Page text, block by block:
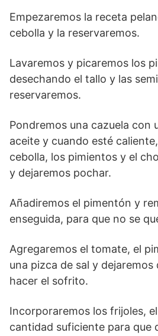
Empezaremos la receta
cebolla y la reservaremos.
Lavaremos y picaremos los
desechando el tallo y las
reservaremos.
Pondremos una cazuela con
aceite y cuando esté
cebolla, los pimientos y el
y dejaremos pochar.
Añadiremos el pimentón y
enseguida, para que no se
Agregaremos el tomate, el
una pizca de sal y dejaremos
hacer el sofrito.
Incorporaremos los frijoles,
cantidad suficiente para que